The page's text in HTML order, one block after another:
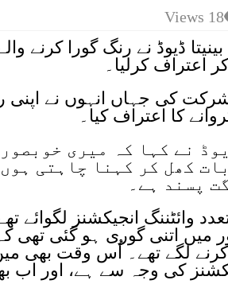
18 Views
ڈیوڈ نے رنگ گورا کرنے
اعتراف کرلیا۔
کی جہاں انہوں نے اپنی
کا اعتراف کیا۔
نے کہا کہ میری
کھل کر کہنا چاہتی
پسند ہے۔
کہ میں نے 2017 یا 2018 میں متعدد وائٹننگ
میں اتنی گوری ہو گئی تھی
لگے تھے۔ اُس وقت بھی
کی وجہ سے ہے، اور اب